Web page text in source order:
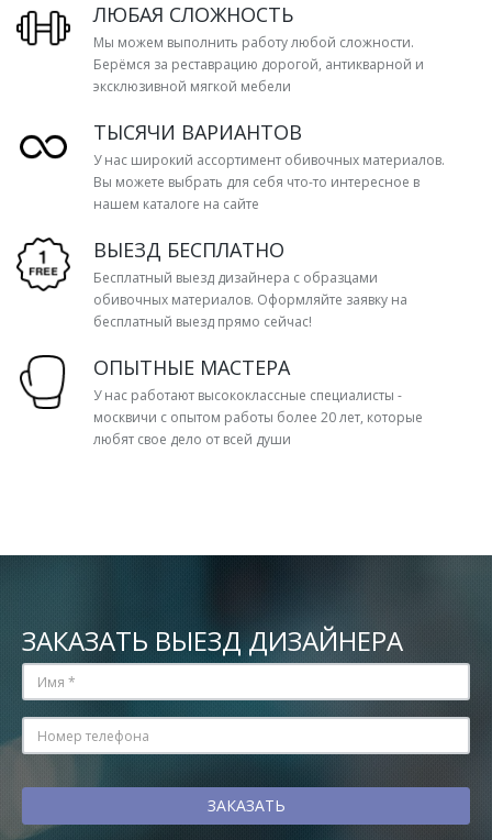
ЛЮБАЯ СЛОЖНОСТЬ
Мы можем выполнить работу любой сложности.
Берёмся за реставрацию дорогой, антикварной и
эксклюзивной мягкой мебели
ТЫСЯЧИ ВАРИАНТОВ
У нас широкий ассортимент обивочных материалов.
Вы можете выбрать для себя что-то интересное в
нашем каталоге на сайте
ВЫЕЗД БЕСПЛАТНО
Бесплатный выезд дизайнера с образцами
обивочных материалов. Оформляйте заявку на
бесплатный выезд прямо сейчас!
ОПЫТНЫЕ МАСТЕРА
У нас работают высококлассные специалисты -
москвичи с опытом работы более 20 лет, которые
любят свое дело от всей души
ЗАКАЗАТЬ ВЫЕЗД ДИЗАЙНЕРА